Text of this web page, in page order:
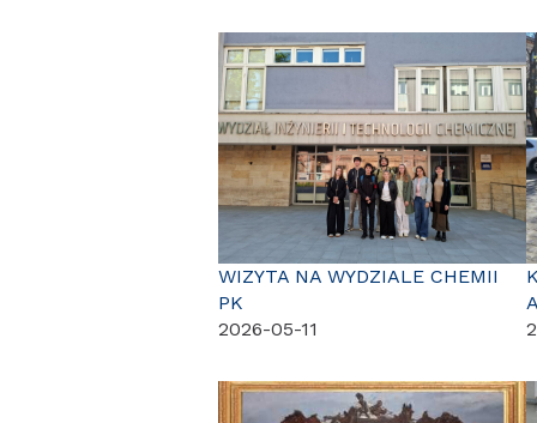
WIZYTA NA WYDZIALE CHEMII
PK
2026-05-11